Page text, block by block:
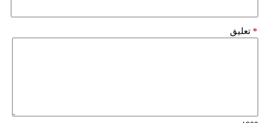
تعليق *